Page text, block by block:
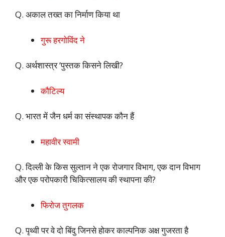
Q. अकाल तख्त का निर्माण किया था
गुरू हरगोविंद ने
Q. अर्थशास्त्र ’पुस्तक किसने लिखी?
कौटिल्य
Q. भारत में जैन धर्म का संस्थापक कौन हैं
महावीर स्वामी
Q. दिल्ली के किस सुल्तान ने एक रोजगार विभाग, एक दान विभाग
और एक परोपकारी चिकित्सालय की स्थापना की?
फिरोज तुगलक
Q. पृथ्वी पर वे दो बिंदु जिनसे होकर काल्पनिक अक्ष गुजरता है